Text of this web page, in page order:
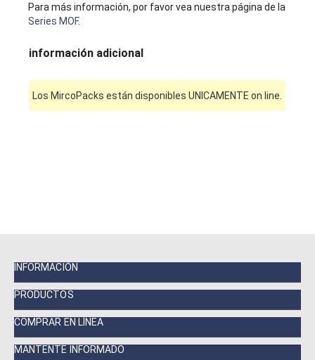
Para más información, por favor vea nuestra página de la
Series MOF.
información adicional
Los MircoPacks están disponibles UNICAMENTE on line.
INFORMACIÓN
PRODUCTOS
COMPRAR EN LÍNEA
MANTENTE INFORMADO